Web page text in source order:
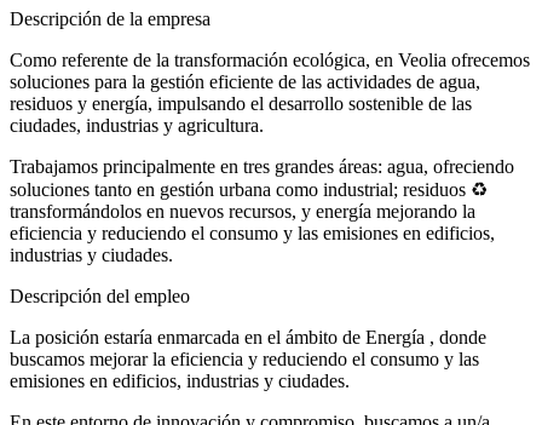
Descripción de la empresa
Como referente de la transformación ecológica, en Veolia ofrecemos
soluciones para la gestión eficiente de las actividades de agua,
residuos y energía, impulsando el desarrollo sostenible de las
ciudades, industrias y agricultura.
Trabajamos principalmente en tres grandes áreas: agua, ofreciendo
soluciones tanto en gestión urbana como industrial; residuos ♻
transformándolos en nuevos recursos, y energía mejorando la
eficiencia y reduciendo el consumo y las emisiones en edificios,
industrias y ciudades.
Descripción del empleo
La posición estaría enmarcada en el ámbito de Energía , donde
buscamos mejorar la eficiencia y reduciendo el consumo y las
emisiones en edificios, industrias y ciudades.